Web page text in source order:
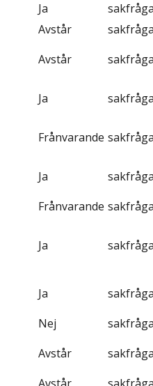
Ja
Avstår
Avstår
Ja
Frånvarande
Ja
Frånvarande
Ja
Ja
Nej
Avstår